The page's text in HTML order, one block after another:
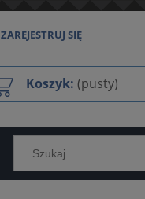
ZAREJESTRUJ SIĘ
Koszyk: (pusty)